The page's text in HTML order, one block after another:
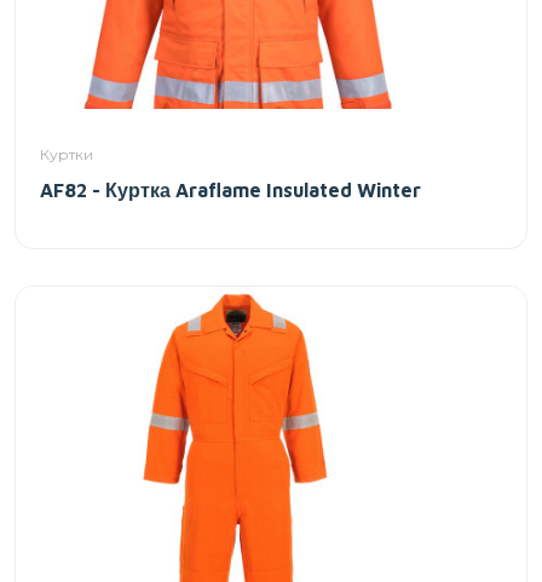
Куртки
AF82 - Куртка Araflame Insulated Winter